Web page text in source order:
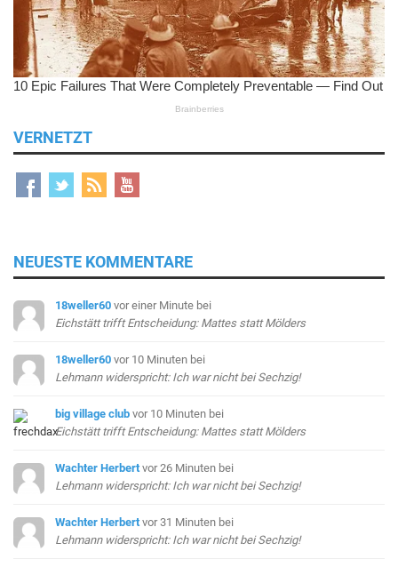
VERNETZT
NEUESTE KOMMENTARE
18weller60 vor einer Minute bei
Eichstätt trifft Entscheidung: Mattes statt Mölders
18weller60 vor 10 Minuten bei
Lehmann widerspricht: Ich war nicht bei Sechzig!
big village club vor 10 Minuten bei
Eichstätt trifft Entscheidung: Mattes statt Mölders
Wachter Herbert vor 26 Minuten bei
Lehmann widerspricht: Ich war nicht bei Sechzig!
Wachter Herbert vor 31 Minuten bei
Lehmann widerspricht: Ich war nicht bei Sechzig!